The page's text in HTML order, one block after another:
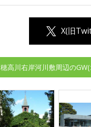
X(旧
穂高川右岸河川敷周辺の